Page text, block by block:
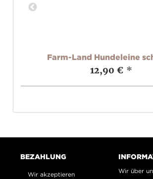
Farm-Land Hundeleine
12,90 € *
BEZAHLUNG
Wir akzeptieren
Wir über